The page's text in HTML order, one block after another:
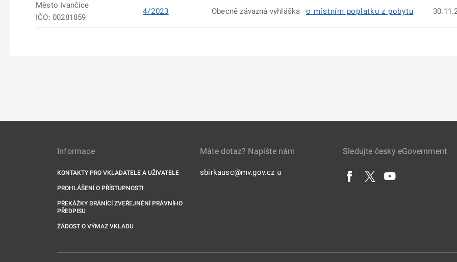
Město Ivančice
IČO: 00281859
4/2023 Obecně závazná vyhláška o místním poplatku z pobytu
Informace
KONTAKTY PRO VKLADATELE A UŽIVATELE
PROHLÁŠENÍ O PŘÍSTUPNOSTI
PŘEKÁŽKY BRÁNÍCÍ ZVEŘEJNĚNÍ PRÁVNÍHO
PŘEDPISU
ŽÁDOST O VÝMAZ VKLADU
Máte dotaz? Napište nám
sbirkausc@mv.gov.cz ⧉
Sledujte český eGovernment